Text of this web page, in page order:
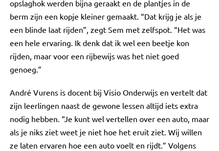
opslaghok werden bijna geraakt en de plantjes in de
berm zijn een kopje kleiner gemaakt. “Dat krijg je als je
een blinde laat rijden”, zegt Sem met zelfspot. “Het was
een hele ervaring. Ik denk dat ik wel een beetje kon
rijden, maar voor een rijbewijs was het niet goed
genoeg.”
André Vurens is docent bij Visio Onderwijs en vertelt dat
zijn leerlingen naast de gewone lessen altijd iets extra
nodig hebben. “Je kunt wel vertellen over een auto, maar
als je niks ziet weet je niet hoe het eruit ziet. Wij willen
ze laten ervaren hoe een auto voelt en rijdt.” Volgens